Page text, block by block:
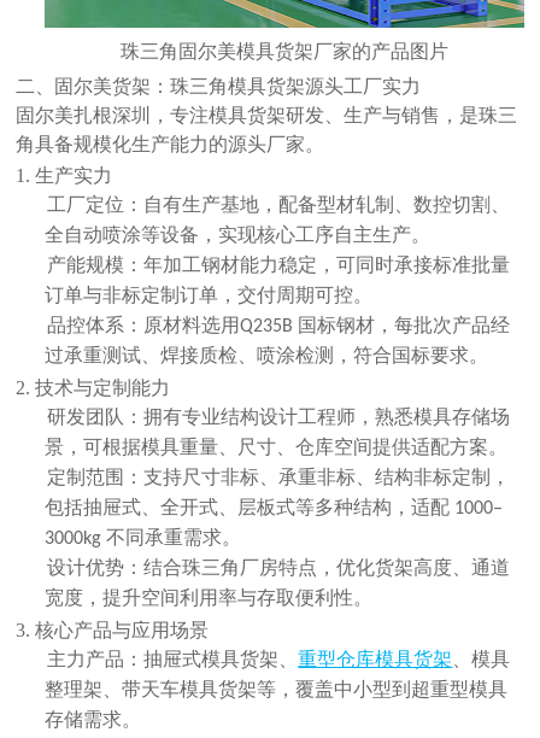
珠三角固尔美模具货架厂家的产品图片
二、固尔美货架：珠三角模具货架源头工厂实力
固尔美扎根深圳，专注模具货架研发、生产与销售，是珠三
角具备规模化生产能力的源头厂家。
1. 生产实力
工厂定位：自有生产基地，配备型材轧制、数控切割、
全自动喷涂等设备，实现核心工序自主生产。
产能规模：年加工钢材能力稳定，可同时承接标准批量
订单与非标定制订单，交付周期可控。
品控体系：原材料选用Q235B 国标钢材 ，每批次产品经
过承重测试、焊接质检、喷涂检测，符合国标要求。
2. 技术与定制能力
研发团队：拥有专业结构设计工程师，熟悉模具存储场
景，可根据模具重量、尺寸、仓库空间提供适配方案。
定制范围：支持尺寸非标、承重非标、结构非标定制，
包括抽屉式、全开式、层板式等多种结构，适配 1000–
3000kg不同承重需求。
设计优势：结合珠三角厂房特点，优化货架高度、通道
宽度，提升空间利用率与存取便利性。
3. 核心产品与应用场景
主力产品：抽屉式模具货架、重型仓库模具货架、模具
整理架、带天车模具货架等，覆盖中小型到超重型模具
存储需求。